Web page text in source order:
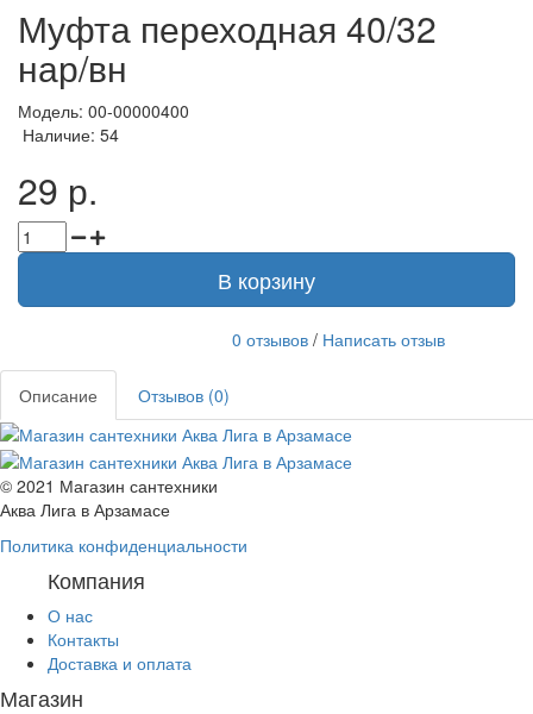
Муфта переходная 40/32
нар/вн
Модель: 00-00000400
Наличие: 54
29 р.
В корзину
0 отзывов / Написать отзыв
Описание Отзывов (0)
© 2021 Магазин сантехники
Аква Лига в Арзамасе
Политика конфиденциальности
Компания
О нас
Контакты
Доставка и оплата
Магазин